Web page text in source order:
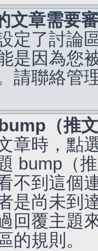
文章需要
定了討論
是因為您
請聯絡管
（推
章時，點
bump（
不到這個
是尚未到
回覆主題
的規則。